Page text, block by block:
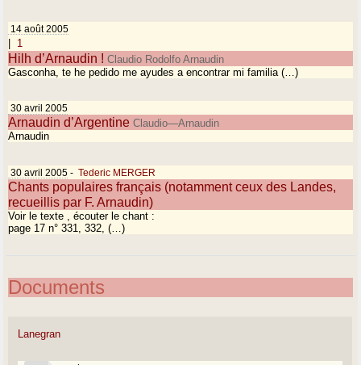
14 août 2005
1
Hilh d’Arnaudin ! Claudio Rodolfo Arnaudin
Gasconha, te he pedido me ayudes a encontrar mi familia (…)
30 avril 2005
Arnaudin d’Argentine Claudio—Arnaudin
Arnaudin
30 avril 2005 - Tederic MERGER
Chants populaires français (notamment ceux des Landes,
recueillis par F. Arnaudin)
Voir le texte , écouter le chant :
page 17 n° 331, 332, (…)
Documents
Lanegran